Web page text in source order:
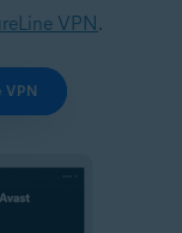
VPN.
VPN